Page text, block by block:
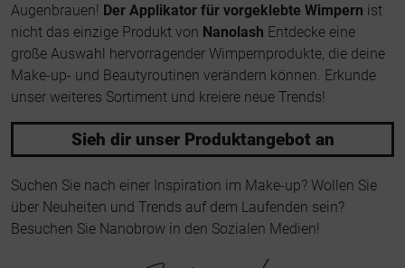
Augenbrauen! Der Applikator für vorgeklebte Wimpern ist
nicht das einzige Produkt von Nanolash Entdecke eine
große Auswahl hervorragender Wimpernprodukte, die deine
Make-up- und Beautyroutinen verändern können. Erkunde
unser weiteres Sortiment und kreiere neue Trends!
Sieh dir unser Produktangebot an
Suchen Sie nach einer Inspiration im Make-up? Wollen Sie
über Neuheiten und Trends auf dem Laufenden sein?
Besuchen Sie Nanobrow in den Sozialen Medien!